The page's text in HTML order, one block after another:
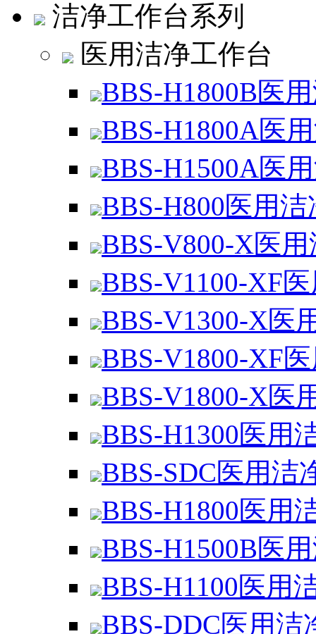
洁净工作台系列
医用洁净工作台
BBS-H1800B医
BBS-H1800A医
BBS-H1500A医
BBS-H800医用
BBS-V800-X医
BBS-V1100-XF
BBS-V1300-X医
BBS-V1800-XF
BBS-V1800-X医
BBS-H1300医用
BBS-SDC医用
BBS-H1800医用
BBS-H1500B医
BBS-H1100医用
BBS-DDC医用